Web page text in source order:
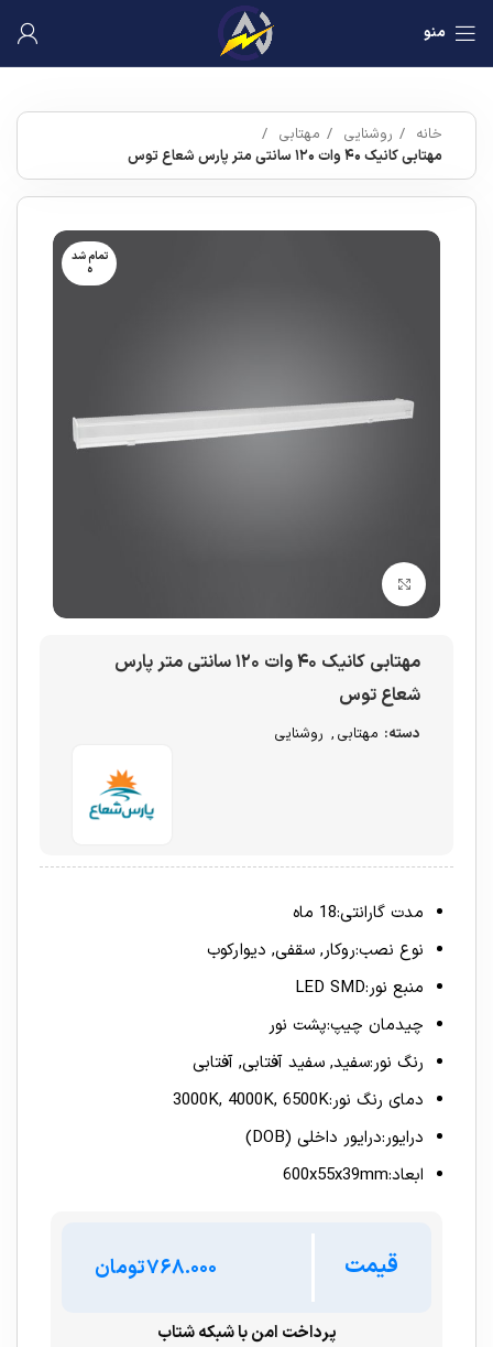
منو
خانه روشنایی
مهتابی
مهتابی کانیک ۴۰ وات ۱۲۰ سانتی متر پارس شعاع توس
تمام شد
ه
مهتابی کانیک ۴۰ وات ۱۲۰ سانتی متر پارس
شعاع توس
دسته: مهتابی , روشنایی
مدت گارانتی:18 ماه
نوع نصب:روکار, سقفی, دیوارکوب
منبع نور:LED SMD
چیدمان چیپ:پشت نور
رنگ نور:سفید, سفید آفتابی, آفتابی
دمای رنگ نور:3000K, 4000K, 6500K
درایور:درایور داخلی (ِDOB)
ابعاد:600x55x39mm
قیمت تومان
پرداخت امن با شبکه شتاب